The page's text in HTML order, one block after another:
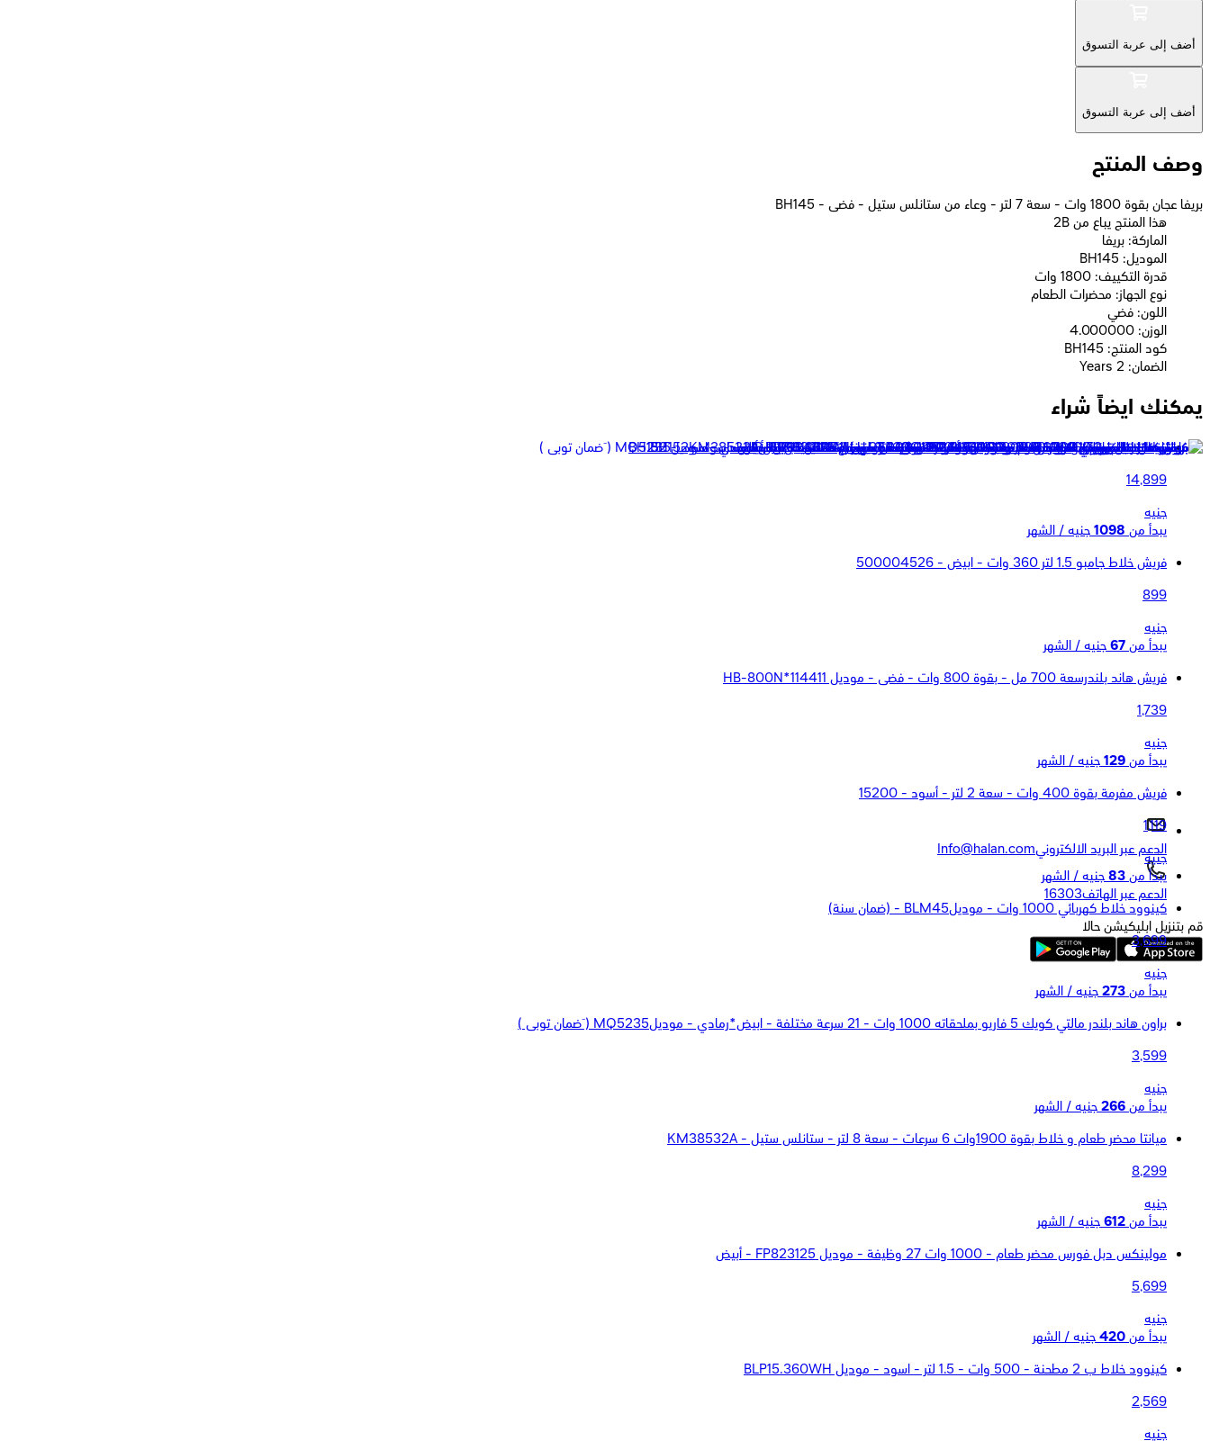
أضف إلى عربة التسوق
أضف إلى عربة التسوق
وصف المنتج
بريفا عجان بقوة 1800 وات - سعة 7 لتر - وعاء من ستانلس ستيل - فضى - BH145
2B هذا المنتج يباع من
الماركة: بريفا
الموديل: BH145
قدرة التكييف: 1800 وات
نوع الجهاز: محضرات الطعام
اللون: فضي
الوزن: 4.000000
كود المنتج: BH145
الضمان: 2 Years
يمكنك ايضاً شراء
بريفا خلاط قائم ووعاء بقوة 1800 وات سعة 8 لتر 10 سرعات مع شاشة ديجيتال باللمس - اسود - BH152
14,899
جنيه
يبدأ من 1098 جنيه / الشهر
فريش خلاط جامبو 1.5 لتر 360 وات - ابيض - 500004526
899
جنيه
يبدأ من 67 جنيه / الشهر
فريش هاند بلندرسعة 700 مل - بقوة 800 وات - فضى - موديل HB-800N*114411
1,739
جنيه
يبدأ من 129 جنيه / الشهر
فريش مفرمة بقوة 400 وات - سعة 2 لتر - أسود - 15200
1,119
جنيه
يبدأ من 83 جنيه / الشهر
كينوود خلاط كهربائي 1000 وات - موديلBLM45 - (ضمان سنة)
3,699
جنيه
يبدأ من 273 جنيه / الشهر
براون هاند بلندر مالتي كويك 5 فاريو بملحقاته 1000 وات - 21 سرعة مختلفة - ابيض*رمادي - موديلMQ5235 ( َضمان توبى )
3,599
جنيه
يبدأ من 266 جنيه / الشهر
ميانتا محضر طعام و خلاط بقوة 1900وات 6 سرعات - سعة 8 لتر - ستانلس ستيل - KM38532A
8,299
جنيه
يبدأ من 612 جنيه / الشهر
مولينكس دبل فورس محضر طعام - 1000 وات 27 وظيفة - موديل FP823125 - أبيض
5,699
جنيه
يبدأ من 420 جنيه / الشهر
كينوود خلاط ب 2 مطحنة - 500 وات - 1.5 لتر - اسود - موديل BLP15.360WH
2,569
جنيه
الدعم عبر البريد الالكترونيInfo@halan.com
الدعم عبر الهاتف16303
قم بتنزيل ابليكيشن حالا